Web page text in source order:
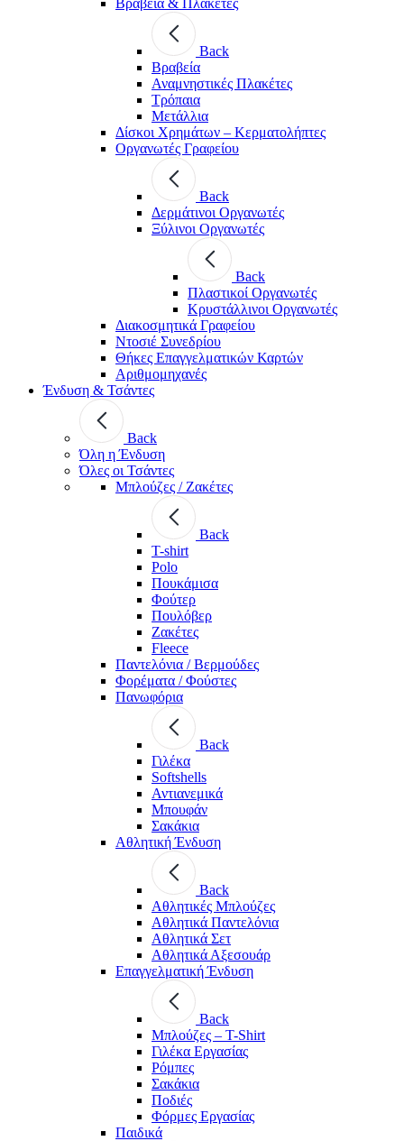
Back
Βραβεία
Αναμνηστικές Πλακέτες
Τρόπαια
Μετάλλια
Δίσκοι Χρημάτων – Κερματολήπτες
Οργανωτές Γραφείου
Back
Δερμάτινοι Οργανωτές
Ξύλινοι Οργανωτές
Back
Πλαστικοί Οργανωτές
Κρυστάλλινοι Οργανωτές
Διακοσμητικά Γραφείου
Ντοσιέ Συνεδρίου
Θήκες Επαγγελματικών Καρτών
Αριθμομηχανές
Ένδυση & Τσάντες
Back
Όλη η Ένδυση
Όλες οι Τσάντες
Μπλούζες / Ζακέτες
Back
T-shirt
Polo
Πουκάμισα
Φούτερ
Πουλόβερ
Ζακέτες
Fleece
Παντελόνια / Βερμούδες
Φορέματα / Φούστες
Πανωφόρια
Back
Γιλέκα
Softshells
Αντιανεμικά
Μπουφάν
Σακάκια
Αθλητική Ένδυση
Back
Aθλητικές Μπλούζες
Αθλητικά Παντελόνια
Αθλητικά Σετ
Αθλητικά Αξεσουάρ
Επαγγελματική Ένδυση
Back
Μπλούζες – T-Shirt
Γιλέκα Εργασίας
Ρόμπες
Σακάκια
Ποδιές
Φόρμες Εργασίας
Παιδικά